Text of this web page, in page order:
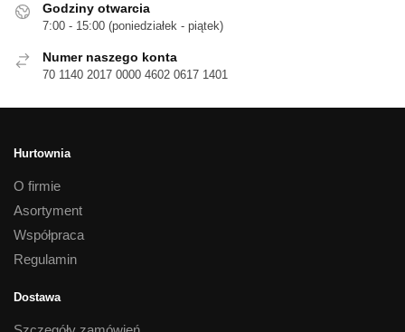
Godziny otwarcia
7:00 - 15:00 (poniedziałek - piątek)
Numer naszego konta
70 1140 2017 0000 4602 0617 1401
Hurtownia
O firmie
Asortyment
Współpraca
Regulamin
Dostawa